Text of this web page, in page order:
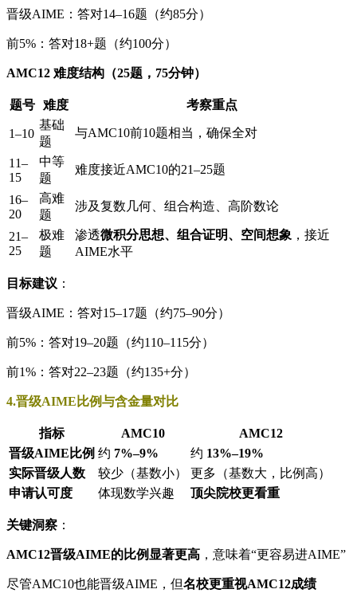
晋级AIME：答对14–16题（约85分）
前5%：答对18+题（约100分）
AMC12 难度结构（25题，75分钟）
题号 难度 考察重点
1–10
基础
题
与AMC10前10题相当，确保全对
11–
15
中等
题
难度接近AMC10的21–25题
16–
20
高难
题
涉及复数几何、组合构造、高阶数论
21–
25
极难
题
渗透微积分思想、组合证明、空间想象 ，接近
AIME水平
目标建议 ：
晋级AIME：答对15–17题（约75–90分）
前5%：答对19–20题（约110–115分）
前1%：答对22–23题（约135+分）
4.晋级AIME比例与含金量对比
指标 AMC10
AMC12
晋级AIME比例 约 7%–9% 约 13%–19%
实际晋级人数
较少（基数小）
更多（基数大，比例高）
申请认可度
体现数学兴趣 顶尖院校更看重
关键洞察 ：
AMC12晋级AIME的比例显著更高 ，意味着“更容易进AIME”
尽管AMC10也能晋级AIME，但名校更重视AMC12成绩